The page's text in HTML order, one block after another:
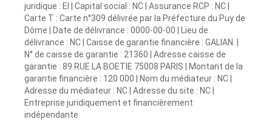
juridique : EI | Capital social : NC | Assurance RCP : NC |
Carte T : Carte n°309 délivrée par la Préfecture du Puy de
Dôme | Date de délivrance : 0000-00-00 | Lieu de
délivrance : NC | Caisse de garantie financière : GALIAN. |
N° de caisse de garantie : 21360 | Adresse caisse de
garantie : 89 RUE LA BOETIE 75008 PARIS | Montant de la
garantie financière : 120 000 | Nom du médiateur : NC |
Adresse du médiateur : NC | Adresse du site : NC |
Entreprise juridiquement et financièrement
indépendante